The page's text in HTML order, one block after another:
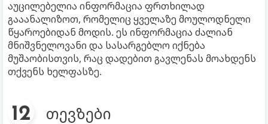
აუცილებელია ინფორმაცია ფრთხილად
გააანალიზოთ, რომელიც ყველაზე მოულოდნელი
წყაროებიდან მოდის. ეს ინფორმაცია ძალიან
მნიშვნელოვანი და სასარგებლო იქნება
მუშაობისთვის, რაც დადებით გავლენას მოახდენს
თქვენს ხელფასზე.
თევზები